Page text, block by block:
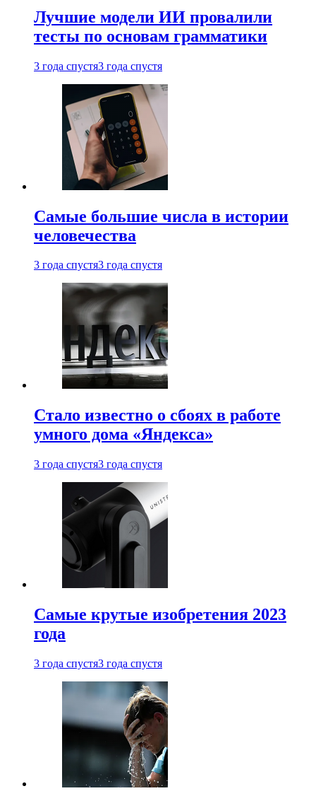
Лучшие модели ИИ провалили
тесты по основам грамматики
3 года спустя3 года спустя
Самые большие числа в истории
человечества
3 года спустя3 года спустя
Стало известно о сбоях в работе
умного дома «Яндекса»
3 года спустя3 года спустя
Самые крутые изобретения 2023
года
3 года спустя3 года спустя